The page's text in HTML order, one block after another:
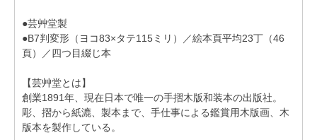
●芸艸堂製
●B7判変形（ヨコ83×タテ115ミリ）／絵本頁平均23丁（46
頁）／四つ目綴じ本
【芸艸堂とは】
創業1891年、現在日本で唯一の手摺木版和装本の出版社。
彫、摺から紙漉、製本まで、手仕事による鑑賞用木版画、木
版本を製作している。